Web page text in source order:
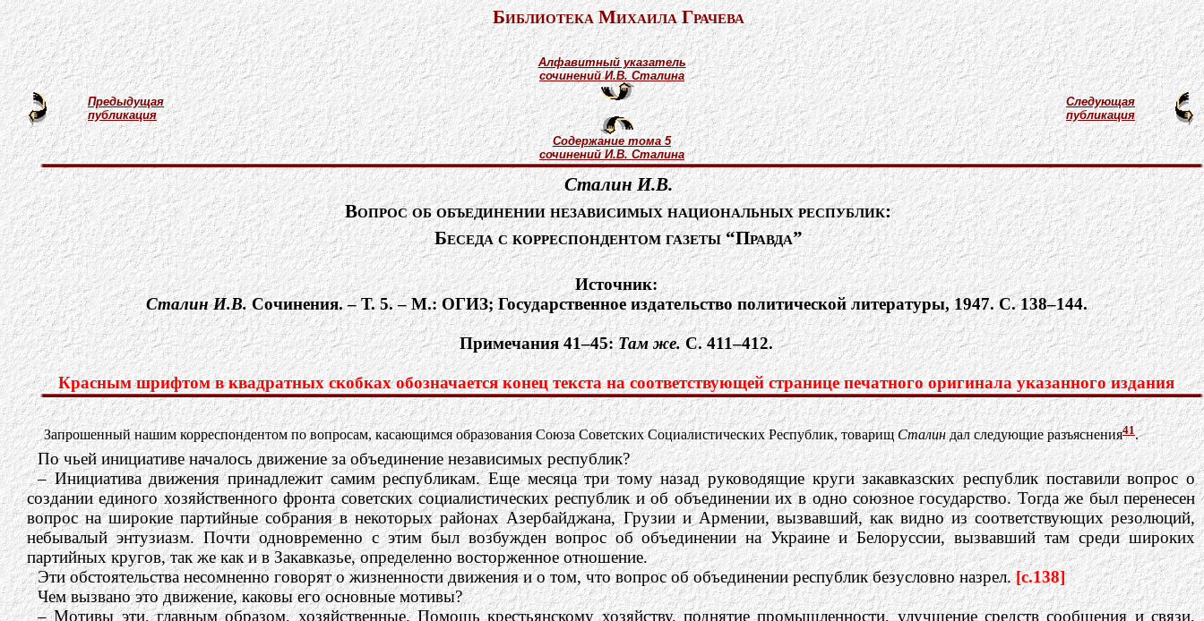
Библиотека Михаила Грачева
Предыдущая
публикация
Алфавитный указатель
сочинений И.В. Сталина
Содержание тома 5
сочинений И.В. Сталина
Следующая
публикация
Сталин И.В.
Вопрос об объединении независимых национальных республик:
Беседа с корреспондентом газеты “Правда”
Источник:
Сталин И.В.Cочинения. – Т. 5. – М.: ОГИЗ; Государственное издательство политической литературы, 1947. С. 138–144.
Примечания 41–45:Там же.С. 411–412.
Красным шрифтом в квадратных скобках обозначается конец текста на соответствующей странице печатного оригинала указанного издания
Запрошенный нашим корреспондентом по вопросам, касающимся образования Союза Советских Социалистических Республик, товарищСталиндал следующие разъяснения41.
По чьей инициативе началось движение за объединение независимых республик?
– Инициатива движения принадлежит самим республикам. Еще месяца три тому назад руководящие круги закавказских республик поставили вопрос о
создании единого хозяйственного фронта советских социалистических республик и об объединении их в одно союзное государство. Тогда же был перенесен
вопрос на широкие партийные собрания в некоторых районах Азербайджана, Грузии и Армении, вызвавший, как видно из соответствующих резолюций,
небывалый энтузиазм. Почти одновременно с этим был возбужден вопрос об объединении на Украине и Белоруссии, вызвавший там среди широких
партийных кругов, так же как и в Закавказье, определенно восторженное отношение.
Эти обстоятельства несомненно говорят о жизненности движения и о том, что вопрос об объединении республик безусловно назрел.[c.138]
Чем вызвано это движение, каковы его основные мотивы?
– Мотивы эти, главным образом, хозяйственные. Помощь крестьянскому хозяйству, поднятие промышленности, улучшение средств сообщения и связи,